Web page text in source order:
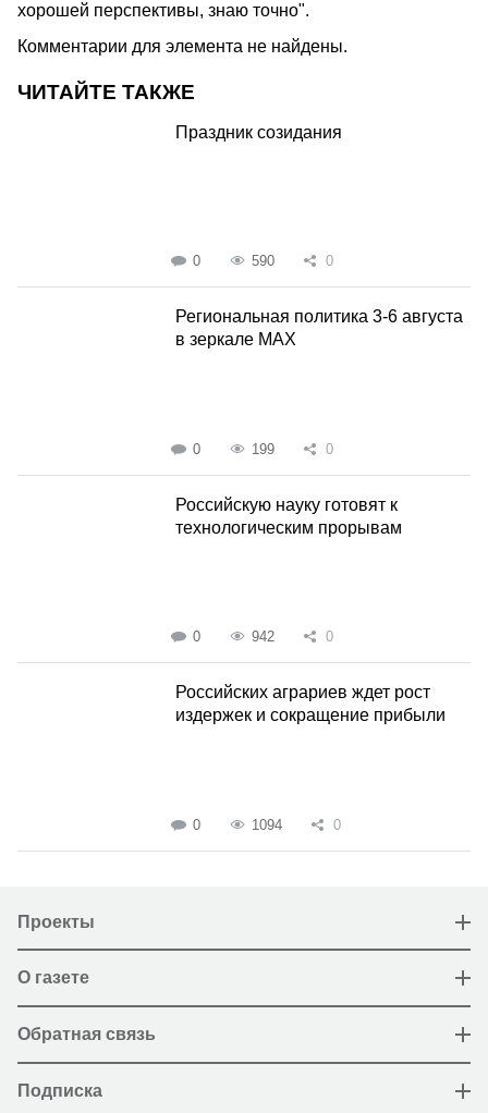
хорошей перспективы, знаю точно".
Комментарии для элемента не найдены.
ЧИТАЙТЕ ТАКЖЕ
Праздник созидания
0 590 0
Региональная политика 3-6 августа
в зеркале MAX
0 199 0
Российскую науку готовят к
технологическим прорывам
0 942 0
Российских аграриев ждет рост
издержек и сокращение прибыли
0 1094 0
Проекты
О газете
Обратная связь
Подписка